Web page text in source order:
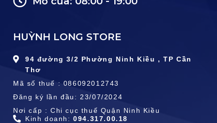
HUỲNH LONG STORE
94 đường 3/2 Phường Ninh Kiều , TP Cần
Thơ
Mã số thuế : 086092012743
Đăng ký lần đầu: 23/07/2024
Nơi cấp : Chi cục thuế Quận Ninh Kiều
Kinh doanh:094.317.00.18